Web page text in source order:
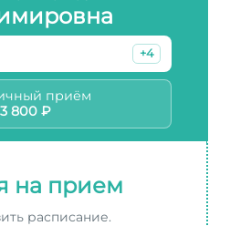
+4
приём
3 800 ₽
на прием
расписание.